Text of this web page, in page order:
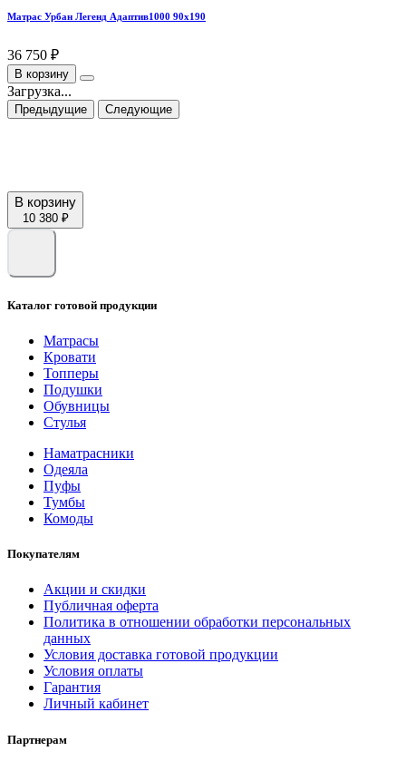
Матрас Урбан Легенд Адаптив1000 90х190
36 750 ₽
В корзину
Загрузка...
Предыдущие Следующие
В корзину
10 380 ₽
Каталог готовой продукции
Матрасы
Кровати
Топперы
Подушки
Обувницы
Стулья
Наматрасники
Одеяла
Пуфы
Тумбы
Комоды
Покупателям
Акции и скидки
Публичная оферта
Политика в отношении обработки персональных
данных
Условия доставка готовой продукции
Условия оплаты
Гарантия
Личный кабинет
Партнерам